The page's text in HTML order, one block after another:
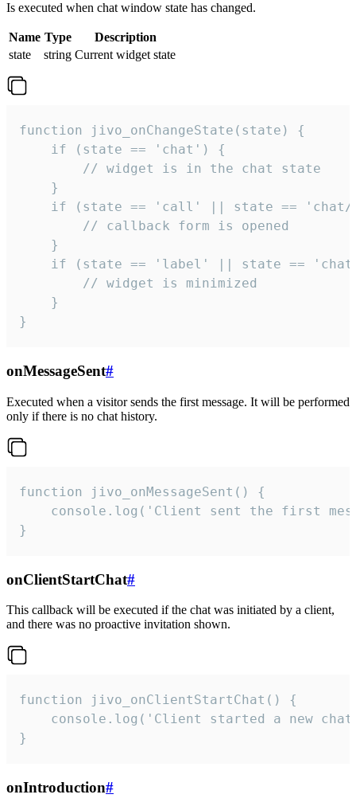
Is executed when chat window state has changed.
Name Type
Description
state
string Current widget state
function jivo_onChangeState(state) {
    if (state == 'chat') {
        // widget is in the chat state
    }
if (state == 'call' || state ==
        // callback form is opened
    }
if (state == 'label' || state ==
        // widget is minimized
    }
}
onMessageSent#
Executed when a visitor sends the first message. It will be performed
only if there is no chat history.
function jivo_onMessageSent() {
console.log('Client sent the first
}
onClientStartChat#
This callback will be executed if the chat was initiated by a client,
and there was no proactive invitation shown.
function jivo_onClientStartChat() {
console.log('Client started a new
}
onIntroduction#